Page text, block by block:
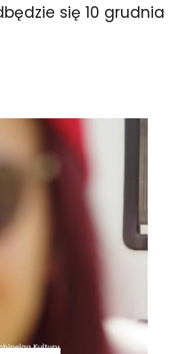
się 10 grudnia